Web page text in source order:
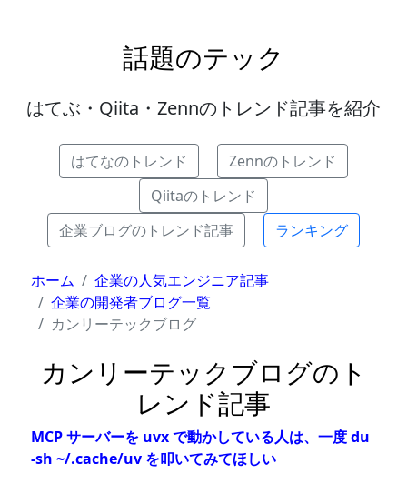
話題のテック
はてぶ・Qiita・Zennのトレンド記事を紹介
はてなのトレンド
Zennのトレンド
Qiitaのトレンド
企業ブログのトレンド記事
ランキング
ホーム
企業の人気エンジニア記事
企業の開発者ブログ一覧
カンリーテックブログ
カンリーテックブログのト
レンド記事
MCP サーバーを uvx で動かしている人は、一度 du
-sh ~/.cache/uv を叩いてみてほしい